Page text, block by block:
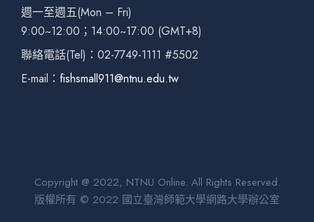
週一至週五(Mon – Fri)
9:00~12:00；14:00~17:00 (GMT+8)
聯絡電話(Tel)：02-7749-1111 #5502
E-mail： fishsmall911@ntnu.edu.tw
Copyright @ 2022, NTNU Online. All Rights Reserved.
版權所有 © 2022 國立臺灣師範大學網路大學辦公室